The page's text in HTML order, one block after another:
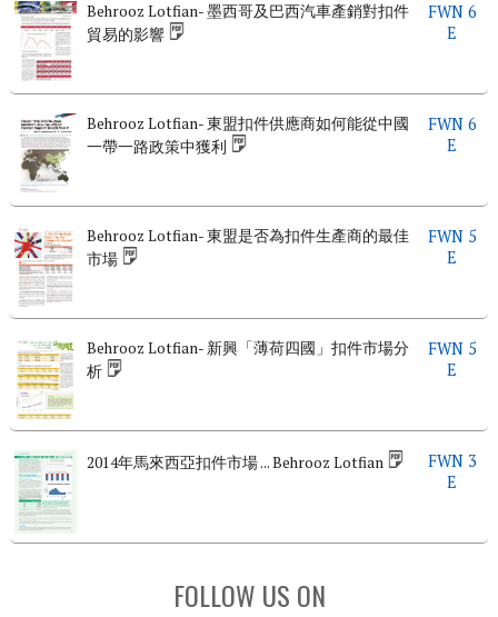
Behrooz Lotfian- 墨西哥及巴西汽車產銷對扣件
貿易的影響
FWN 6
E
Behrooz Lotfian- 東盟扣件供應商如何能從中國
一帶一路政策中獲利
FWN 6
E
Behrooz Lotfian- 東盟是否為扣件生產商的最佳
市場
FWN 5
E
Behrooz Lotfian- 新興「薄荷四國」扣件市場分
析
FWN 5
E
2014年馬來西亞扣件市場 ... Behrooz Lotfian
FWN 3
E
FOLLOW US ON